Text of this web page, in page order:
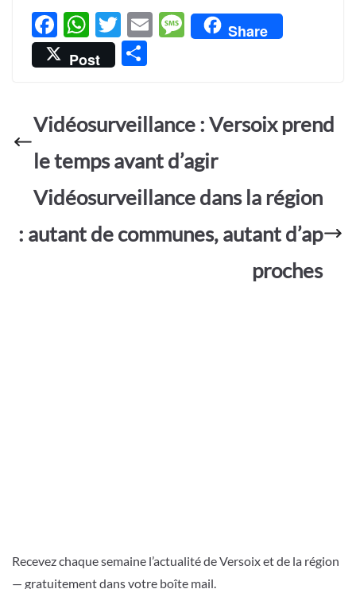
F
ac
e
o
o
k
W
h
at
A
p
p
T
w
itt
E
M
es
e
Share
Post
g
er
Vidéosurveillance : Versoix prend
le temps avant d’agir
Vidéosurveillance dans la région
: autant de communes, autant d’ap
proches
Recevez chaque semaine l’actualité de Versoix et de la région
— gratuitement dans votre boîte mail.